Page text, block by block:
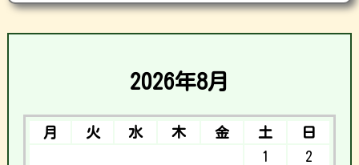
2026年8月
月 火 水 木 金 土
日
1
2